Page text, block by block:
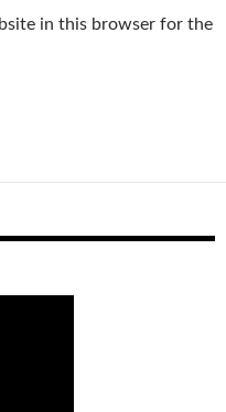
in this browser for the